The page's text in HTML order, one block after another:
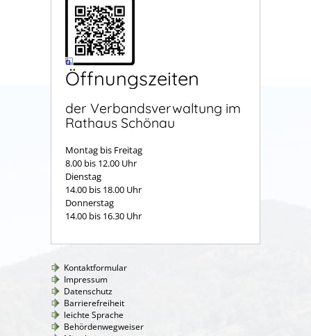
Öffnungszeiten
der Verbandsverwaltung im
Rathaus Schönau
Montag bis Freitag
8.00 bis 12.00 Uhr
Dienstag
14.00 bis 18.00 Uhr
Donnerstag
14.00 bis 16.30 Uhr
Kontaktformular
Impressum
Datenschutz
Barrierefreiheit
leichte Sprache
Behördenwegweiser